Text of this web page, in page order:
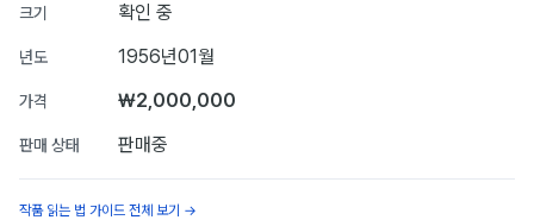
크기 확인 중
년도 1956년01월
가격 ₩2,000,000
판매 상태 판매중
작품 읽는 법 가이드 전체 보기 →